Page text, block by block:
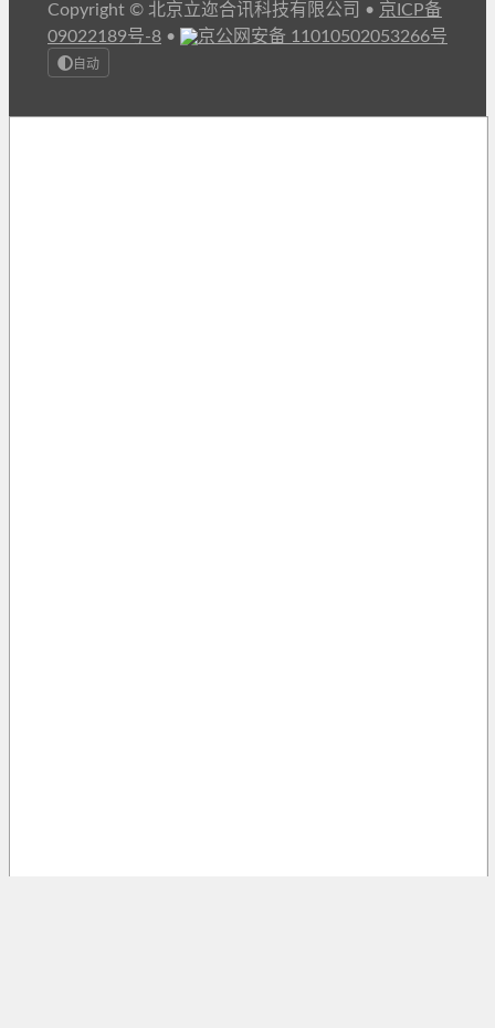
Copyright © 北京立迩合讯科技有限公司 • 京ICP备
09022189号-8 • 京公网安备 11010502053266号
自动